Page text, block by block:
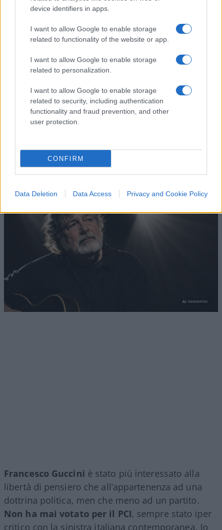
device identifiers in apps.
I want to allow Google to enable storage
related to functionality of the website or app.
I want to allow Google to enable storage
related to personalization.
I want to allow Google to enable storage
related to security, including authentication
functionality and fraud prevention, and other
user protection.
CONFIRM
Data Deletion Data Access Privacy and Cookie Policy
No, Guccini più che
comunista è stato un
anarchico libertario
diAndrea Bernaudo
6 Agosto 2026, 19:00
2.9k
Francesco Guccini è stato più interessato alla
libertà di pensiero che all’appartenenza ad una
dottrina politica, men che meno ad un partito.
Non ha mai votato per il PCI, sempre stato iper
critico con la sinistra italiana contemporanea. Io